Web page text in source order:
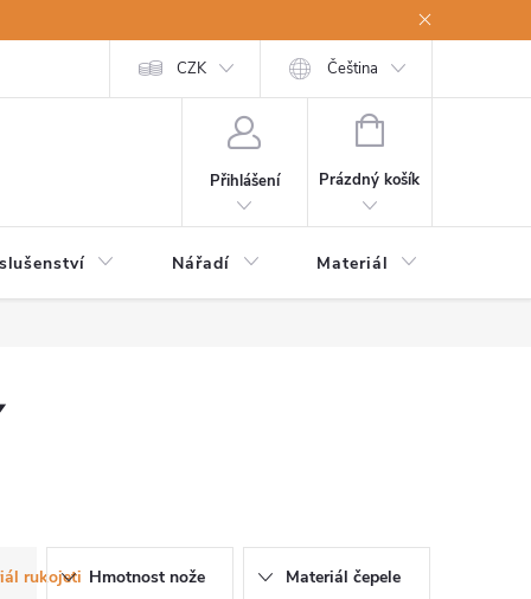
Odstoupení od kupní smlouvy
CZK Čeština
Přihlášení
NÁKUPNÍ
Prázdný košík
Nářadí Materiál
rukojeti Hmotnost nože Materiál čepele